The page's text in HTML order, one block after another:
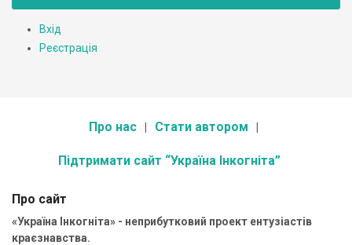
Вхід
Реєстрація
Про нас Стати автором
Підтримати сайт “Україна Інкогніта”
Про сайт
«Україна Інкогніта» - неприбутковий проект ентузіастів
краєзнавства.